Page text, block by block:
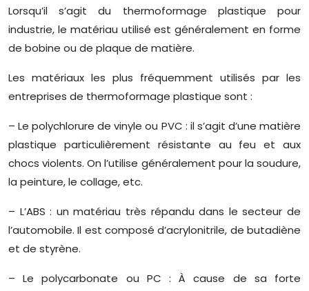
Lorsqu’il s’agit du thermoformage plastique pour
industrie, le matériau utilisé est généralement en forme
de bobine ou de plaque de matière.
Les matériaux les plus fréquemment utilisés par les
entreprises de thermoformage plastique sont :
– Le polychlorure de vinyle ou PVC : il s’agit d’une matière
plastique particulièrement résistante au feu et aux
chocs violents. On l’utilise généralement pour la soudure,
la peinture, le collage, etc.
– L’ABS : un matériau très répandu dans le secteur de
l’automobile. Il est composé d’acrylonitrile, de butadiène
et de styrène.
– Le polycarbonate ou PC : À cause de sa forte